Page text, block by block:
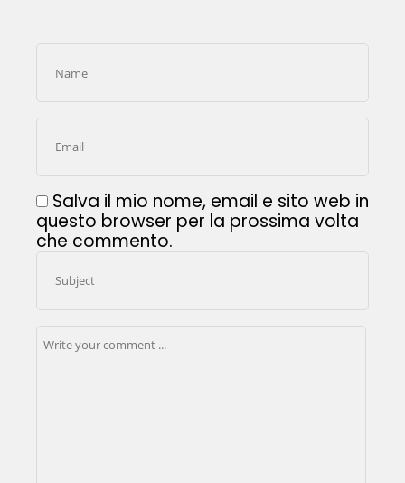
Salva il mio nome, email e sito web in
questo browser per la prossima volta
che commento.